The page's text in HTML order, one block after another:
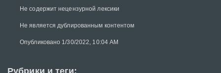
Не содержит нецензурной лексики
Не является дублированным контентом
Опубликовано 1/30/2022, 10:04 AM
Рубрики и теги: